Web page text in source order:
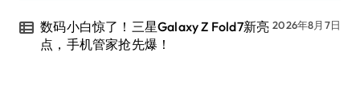
数码小白惊了！三星Galaxy Z Fold7新亮
点，手机管家抢先爆！
2026年8月7日